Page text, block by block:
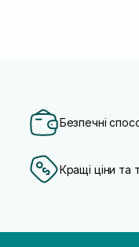
Безпечні
Кращі ціни та